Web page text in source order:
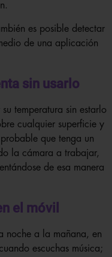
es posible detectar
de una aplicación
sin usarlo
temperatura sin estarlo
cualquier superficie y
que tenga un
la cámara a trabajar,
de esa manera
el móvil
noche a la mañana, en
escuchas música;